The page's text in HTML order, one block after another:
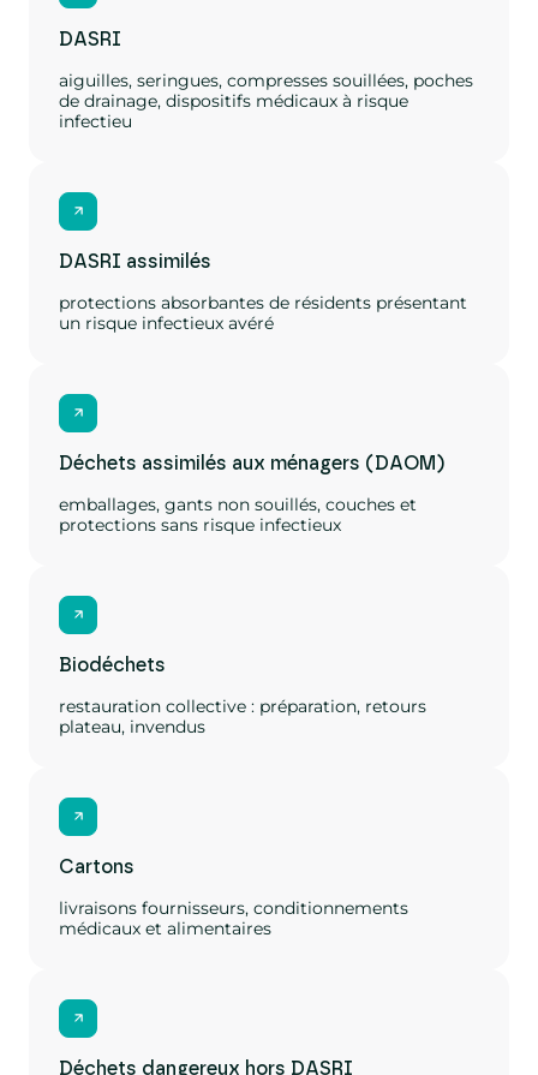
DASRI
aiguilles, seringues, compresses souillées, poches
de drainage, dispositifs médicaux à risque
infectieu
DASRI assimilés
protections absorbantes de résidents présentant
un risque infectieux avéré
Déchets assimilés aux ménagers (DAOM)
emballages, gants non souillés, couches et
protections sans risque infectieux
Biodéchets
restauration collective : préparation, retours
plateau, invendus
Cartons
livraisons fournisseurs, conditionnements
médicaux et alimentaires
Déchets dangereux hors DASRI